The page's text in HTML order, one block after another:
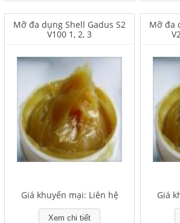
Mỡ đa dụng Shell Gadus S2
V100 1, 2, 3
Giá khuyến mại: Liên hệ
Xem chi tiết
Mỡ đa
Giá